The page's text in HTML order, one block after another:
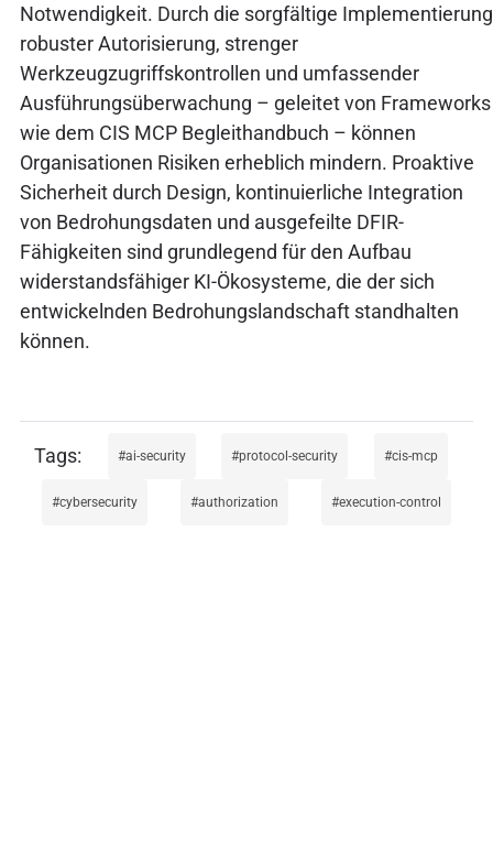
Notwendigkeit. Durch die sorgfältige Implementierung
robuster Autorisierung, strenger
Werkzeugzugriffskontrollen und umfassender
Ausführungsüberwachung – geleitet von Frameworks
wie dem CIS MCP Begleithandbuch – können
Organisationen Risiken erheblich mindern. Proaktive
Sicherheit durch Design, kontinuierliche Integration
von Bedrohungsdaten und ausgefeilte DFIR-
Fähigkeiten sind grundlegend für den Aufbau
widerstandsfähiger KI-Ökosysteme, die der sich
entwickelnden Bedrohungslandschaft standhalten
können.
ai-security protocol-security cis-mcp
cybersecurity authorization execution-control